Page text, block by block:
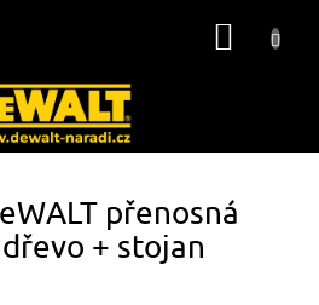
přenosná
+ stojan